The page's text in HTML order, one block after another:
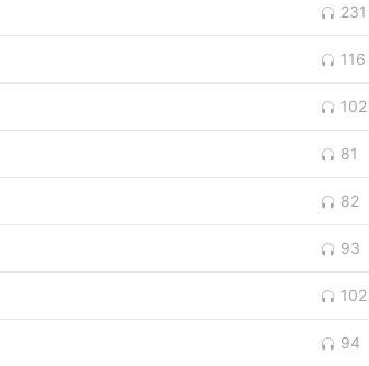
231
116
102
81
82
93
102
94